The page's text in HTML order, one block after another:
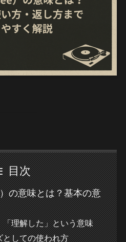
目次
の意味とは？基本の意
「理解した」という意味
としての使われ方